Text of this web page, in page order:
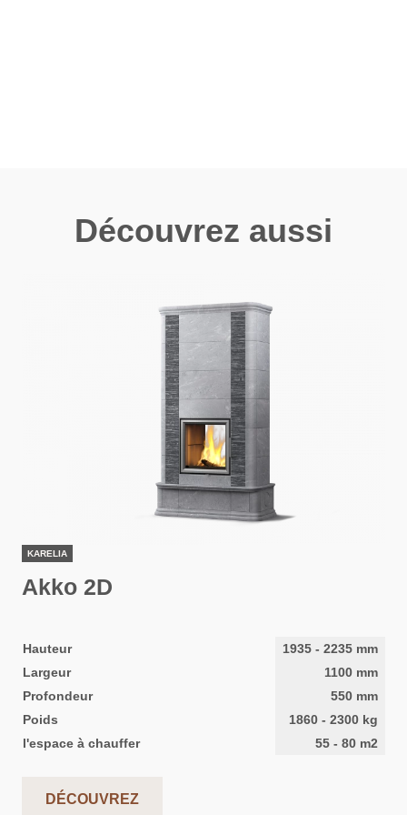
Découvrez aussi
KARELIA
Akko 2D
Hauteur 1935 - 2235 mm
Largeur
1100 mm
Profondeur
550 mm
Poids
1860 - 2300 kg
l'espace à chauffer
55 - 80 m2
DÉCOUVREZ